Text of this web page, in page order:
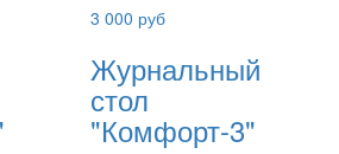
3 000 руб
Журнальный
стол
"Комфорт-3"